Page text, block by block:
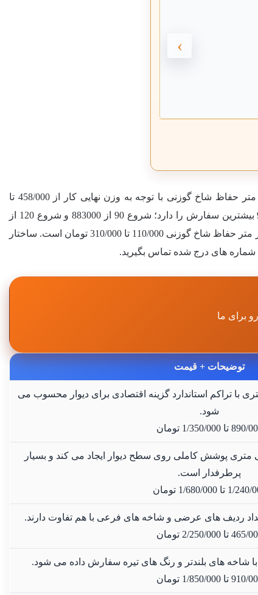
›
گوزنی با توجه به وزن نهایی کار از 458/000 تا
تومان است؛ با فشرده تر شدن شاخه ها, عدد هر متر بالاتر می رود. نصب جدا از قیمت اصلی حساب می شود و هزینه نصب برای هر متر حفاظ شاخ گوزنی 110/000 تا 310/000 تومان است. ساختار
شماره های درج شده تماس بگیرید.
برای ما
توضیحات + قیمت
ارتفاع 90 سانتی متری با تراکم استاندارد گزینه اقتصادی برای دیوار محسوب می
شود.
890/ تا 1/350/000 تومان
گوزنی ارتفاع 120 سانتی متری پوشش کاملی روی سطح دیوار ایجاد می کند و بسیار
پرطرفدار است.
1/240/ تا 1/680/000 تومان
ردیف های عرضی و شاخه های فرعی با هم تفاوت دارند.
465/ تا 2/250/000 تومان
با شاخه های بلندتر و رنگ های تیره سفارش داده می شود.
910/ تا 1/850/000 تومان